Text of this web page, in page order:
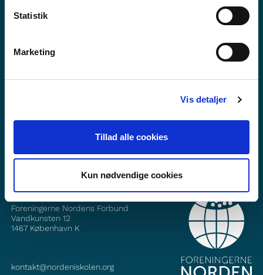
Statistik
Marketing
Vis detaljer
Tillad alle cookies
Kun nødvendige cookies
Følg oss på Instagram
Foreningerne Nordens Forbund
Vandkunsten 12
1467 København K
kontakt@nordeniskolen.org